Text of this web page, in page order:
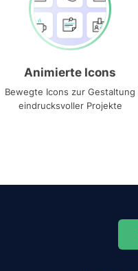
Animierte Icons
Bewegte Icons zur Gestaltung
eindrucksvoller Projekte